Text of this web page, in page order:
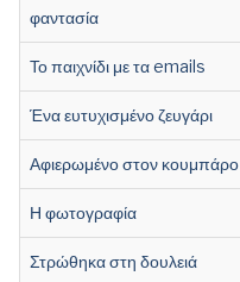
φαντασία
Το παιχνίδι με τα emails
Ένα ευτυχισμένο ζευγάρι
Αφιερωμένο στον κουμπάρο
Η φωτογραφία
Στρώθηκα στη δουλειά